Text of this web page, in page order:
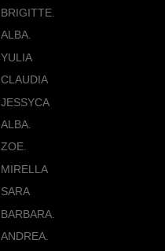
BRIGITTE.
ALBA.
YULIA
CLAUDIA
JESSYCA
ALBA.
ZOE.
MIRELLA
SARA
BARBARA.
ANDREA.